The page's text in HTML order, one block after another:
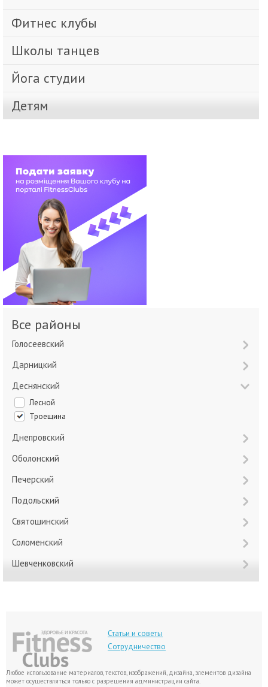
Фитнес клубы
Школы танцев
Йога студии
Детям
Все районы
Голосеевский
Дарницкий
Деснянский
Лесной
Троещина
Днепровский
Оболонский
Печерский
Подольский
Святошинский
Соломенский
Шевченковский
Статьи и советы
Сотрудничество
Любое использование материалов, текстов, изображений, дизайна, элементов дизайна
может осуществляться только с разрешения администрации сайта.